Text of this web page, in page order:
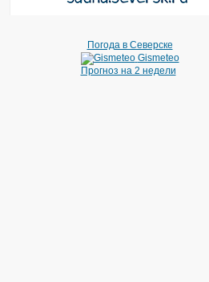
Погода в Северске
Gismeteo
Прогноз на 2 недели